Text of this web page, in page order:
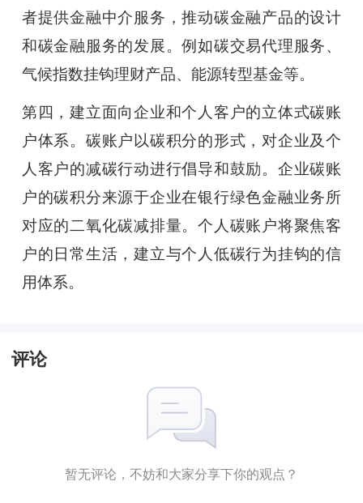
者提供金融中介服务，推动碳金融产品的设计
和碳金融服务的发展。例如碳交易代理服务、
气候指数挂钩理财产品、能源转型基金等。
第四，建立面向企业和个人客户的立体式碳账
户体系。碳账户以碳积分的形式，对企业及个
人客户的减碳行动进行倡导和鼓励。企业碳账
户的碳积分来源于企业在银行绿色金融业务所
对应的二氧化碳减排量。个人碳账户将聚焦客
户的日常生活，建立与个人低碳行为挂钩的信
用体系。
评论
暂无评论，不妨和大家分享下你的观点？